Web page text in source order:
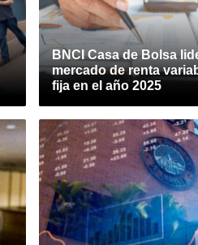
BNCI Casa de Bolsa
mercado de renta
fija en el año 2025